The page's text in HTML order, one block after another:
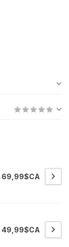
69,99$CA
49,99$CA